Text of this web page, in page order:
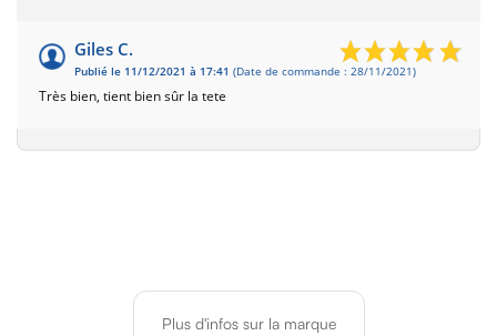
Giles C.
Publié le 11/12/2021 à 17:41 (Date de commande : 28/11/2021)
Très bien, tient bien sûr la tete
Plus d'infos sur la marque